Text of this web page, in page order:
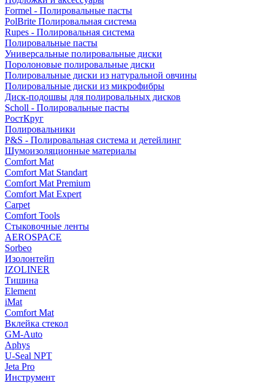
Formel - Полировальные пасты
PolBrite Полировальная система
Rupes - Полировальная система
Полировальные пасты
Универсальные полировальные диски
Поролоновые полировальные диски
Полировальные диски из натуральной овчины
Полировальные диски из микрофибры
Диск-подошвы для полировальных дисков
Scholl - Полировальные пасты
РостКруг
Полировальники
P&S - Полировальная система и детейлинг
Шумоизоляционные материалы
Comfort Mat
Comfort Mat Standart
Comfort Mat Premium
Comfort Mat Expert
Carpet
Comfort Tools
Стыковочные ленты
AEROSPACE
Sorbeo
Изолонтейп
IZOLINER
Тишина
Element
iMat
Comfort Mat
Вклейка стекол
GM-Auto
Aphys
U-Seal NPT
Jeta Pro
Инструмент